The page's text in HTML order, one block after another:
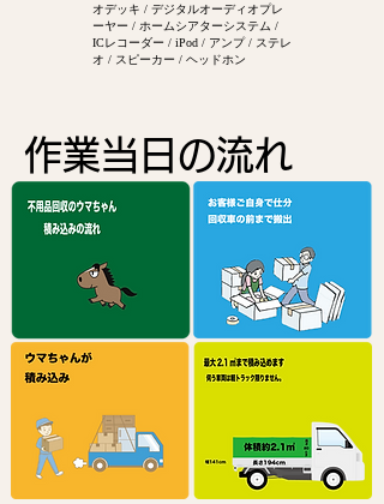
オデッキ / デジタルオーディオプレ
ーヤー / ホームシアターシステム /
ICレコーダー / iPod / アンプ / ステレ
オ / スピーカー / ヘッドホン
作業当日の流れ